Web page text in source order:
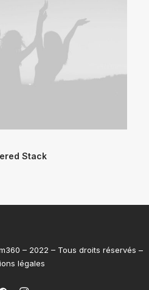
Stack
– 2022 – Tous droits réservés –
légales